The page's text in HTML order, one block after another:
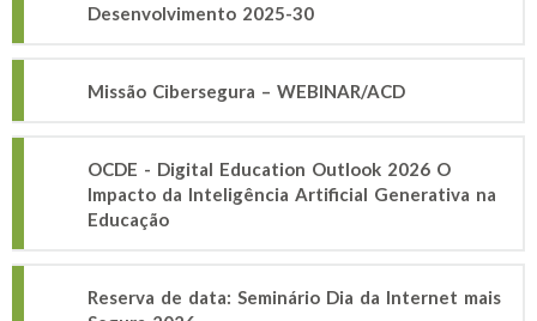
Desenvolvimento 2025-30
Missão Cibersegura – WEBINAR/ACD
OCDE - Digital Education Outlook 2026 O
Impacto da Inteligência Artificial Generativa na
Educação
Reserva de data: Seminário Dia da Internet mais